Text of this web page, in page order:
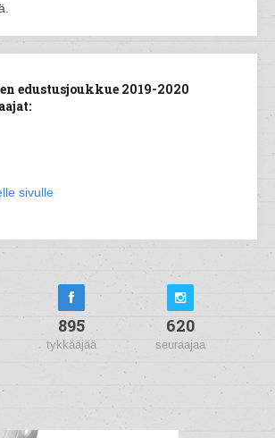
edustusjoukkue 2019-2020
sivulle
895
tykkääjää
620
seuraajaa